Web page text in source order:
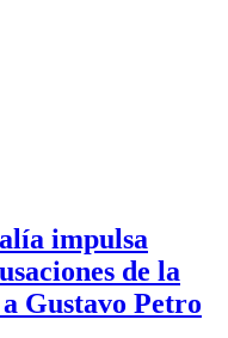
impulsa
de la
Gustavo Petro